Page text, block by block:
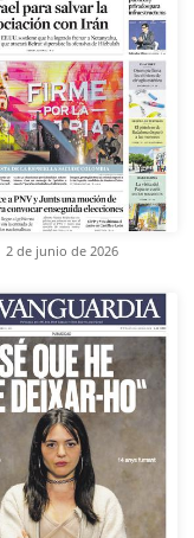
2 de junio de 2026